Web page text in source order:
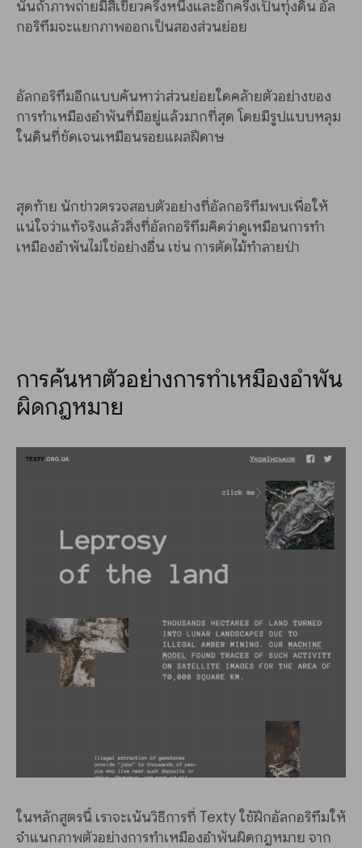
นั้นถ้าภาพถ่ายมีสีเขียวครึ่งหนึ่งและอีกครึ่งเป็นทุ่งดิน อัล
กอริทึมจะแยกภาพออกเป็นสองส่วนย่อย
อัลกอริทึมอีกแบบค้นหาว่าส่วนย่อยใดคล้ายตัวอย่างของ
การทำเหมืองอำพันที่มีอยู่แล้วมากที่สุด โดยมีรูปแบบหลุม
ในดินที่ชัดเจนเหมือนรอยแผลฝีดาษ
สุดท้าย นักข่าวตรวจสอบตัวอย่างที่อัลกอริทึมพบเพื่อให้
แน่ใจว่าแท้จริงแล้วสิ่งที่อัลกอริทึมคิดว่าดูเหมือนการทำ
เหมืองอำพันไม่ใช่อย่างอื่น เช่น การตัดไม้ทำลายป่า
การค้นหาตัวอย่างการทำเหมืองอำพัน
ผิดกฎหมาย
ในหลักสูตรนี้ เราจะเน้นวิธีการที่ Texty ใช้ฝึกอัลกอริทึมให้
จำแนกภาพตัวอย่างการทำเหมืองอำพันผิดกฎหมาย จาก